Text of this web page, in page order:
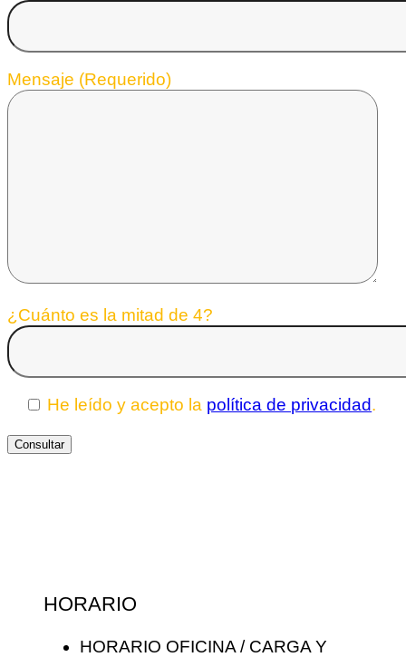
Mensaje (Requerido)
¿Cuánto es la mitad de 4?
He leído y acepto la política de privacidad.
HORARIO
HORARIO OFICINA / CARGA Y